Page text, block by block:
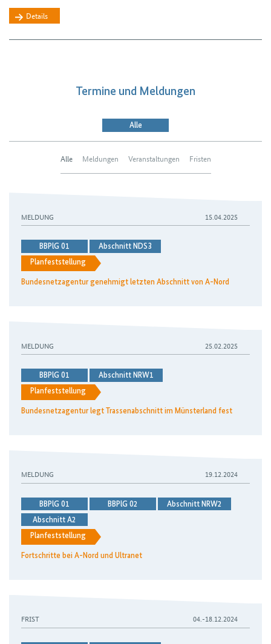
Details
Termine und Meldungen
Alle
Alle Meldungen Veranstaltungen Fristen
MELDUNG 15.04.2025
BBPlG 01
Abschnitt NDS3
Planfeststellung
Bundesnetzagentur genehmigt letzten Abschnitt von A-Nord
MELDUNG 25.02.2025
BBPlG 01
Abschnitt NRW1
Planfeststellung
Bundesnetzagentur legt Trassenabschnitt im Münsterland fest
MELDUNG 19.12.2024
BBPlG 01 BBPlG 02
Abschnitt NRW2
Abschnitt A2
Planfeststellung
Fortschritte bei A-Nord und Ultranet
FRIST 04.-18.12.2024